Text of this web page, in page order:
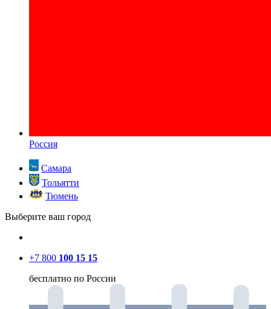
Россия
Самара
Тольятти
Тюмень
Выберите ваш город
+7 800 100 15 15
бесплатно по России